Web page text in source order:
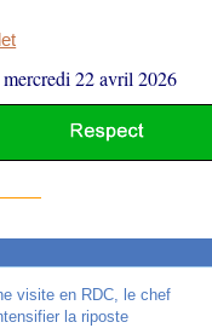
mercredi 22 avril 2026
visite en RDC, le chef
la riposte